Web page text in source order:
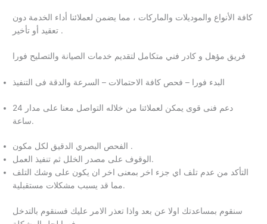
كافة الأنواع والموديلات والماركات ، مما يضمن لعملائنا أداء الخدمة دون
تعقيد أو تأخير .
فريق مؤهل و كادر فني متكامل لتقديم خدمات الصيانة والتصليح فورا
البدء فورا – فحص كافة الاحتمالات – السرعة والدقة فى التنفيذ
دعم فنى قوى يمكن لعملائنا من خلاله التواصل معنا على مدار 24
ساعة.
الفحص البصري الدقيق لكل مكون .
الوقوف على مصدر الخلل ثم تنفيذ العمل.
التأكد من عدم تلف اي جزء اخر بمعنى اخر ان يكون على وشك التلف
مما قد يسبب مشكلات مستقبلية.
سنقوم بمساعدتك اولا عن بعد واذا تعذر الامر عليك فسنقوم بالتدخل